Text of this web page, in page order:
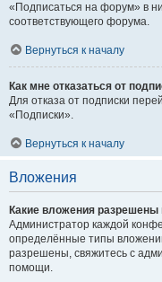
«Подписаться на форум» в
соответствующего форума.
Вернуться к началу
Как мне отказаться от
Для отказа от подписки
«Подписки».
Вернуться к началу
Вложения
Какие вложения разрешены
Администратор каждой
определённые типы
разрешены, свяжитесь с
помощи.